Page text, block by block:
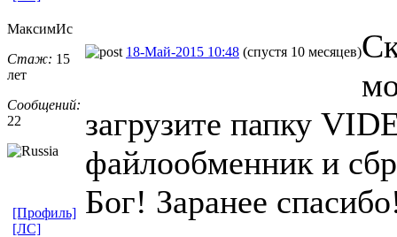
МаксимИс
Стаж: 15
лет
Сообщений:
22
18-Май-2015 10:48 (спустя 10 месяцев)
загрузите папку
файлообменник и
Бог! Заранее
[Профиль]
[ЛС]